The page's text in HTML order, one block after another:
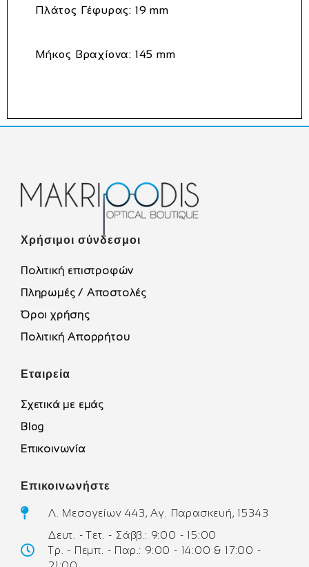
Πλάτος Γέφυρας: 19 mm
Μήκος Βραχίονα: 145 mm
Χρήσιμοι σύνδεσμοι
Πολιτική επιστροφών
Πληρωμές / Αποστολές
Όροι χρήσης
Πολιτική Απορρήτου
Εταιρεία
Σχετικά με εμάς
Blog
Επικοινωνία
Επικοινωνήστε
Λ. Μεσογείων 443, Αγ. Παρασκευή, 15343
Δευτ. - Τετ. - Σάββ.: 9:00 - 15:00
Τρ. - Πεμπ. - Παρ.: 9:00 - 14:00 & 17:00 -